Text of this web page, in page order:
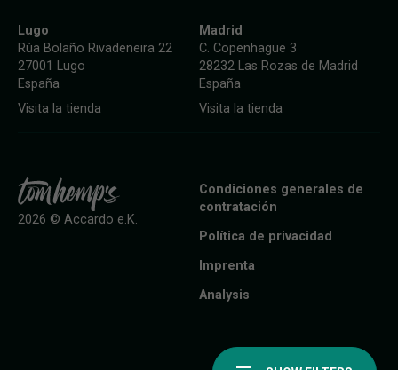
Lugo
Rúa Bolaño Rivadeneira 22
27001 Lugo
España
Visita la tienda
Madrid
C. Copenhague 3
28232 Las Rozas de Madrid
España
Visita la tienda
Condiciones generales de
contratación
Política de privacidad
Imprenta
Analysis
2026 © Accardo e.K.